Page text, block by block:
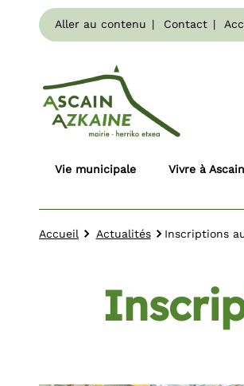
Aller au contenu Contact
Vie municipale Vivre à Ascain
Accueil Actualités Inscriptions